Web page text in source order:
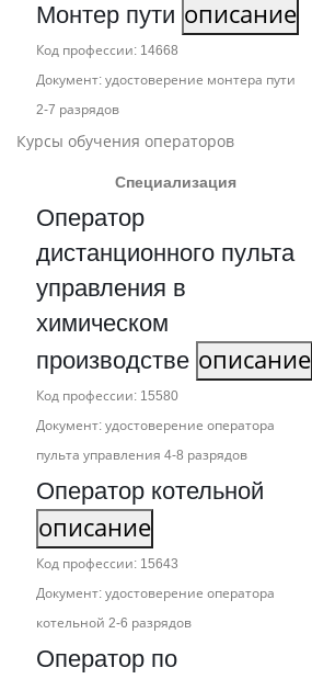
Монтер пути описание
Код профессии: 14668
Документ: удостоверение монтера пути
2‑7 разрядов
Курсы обучения операторов
Специализация
Оператор
дистанционного пульта
управления в
химическом
производстве описание
Код профессии: 15580
Документ: удостоверение оператора
пульта управления 4‑8 разрядов
Оператор котельной
описание
Код профессии: 15643
Документ: удостоверение оператора
котельной 2‑6 разрядов
Оператор по